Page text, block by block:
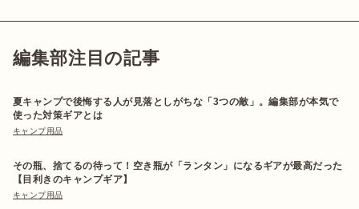
編集部注目の記事
夏キャンプで後悔する人が見落としがちな「3つの敵」。編集部が本気で
使った対策ギアとは
キャンプ用品
その瓶、捨てるの待って！空き瓶が「ランタン」になるギアが最高だった
【目利きのキャンプギア】
キャンプ用品